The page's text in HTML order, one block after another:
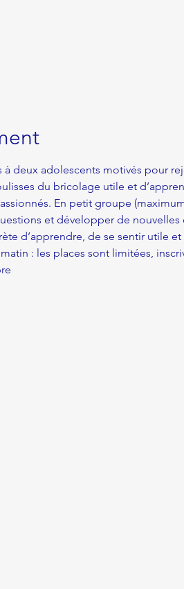
à deux adolescents motivés pour
du bricolage utile et
En petit groupe
et développer de
d’apprendre, de se sentir utile
: les places sont limitées,